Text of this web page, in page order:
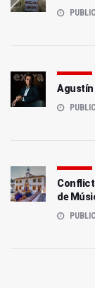
Agustín
de